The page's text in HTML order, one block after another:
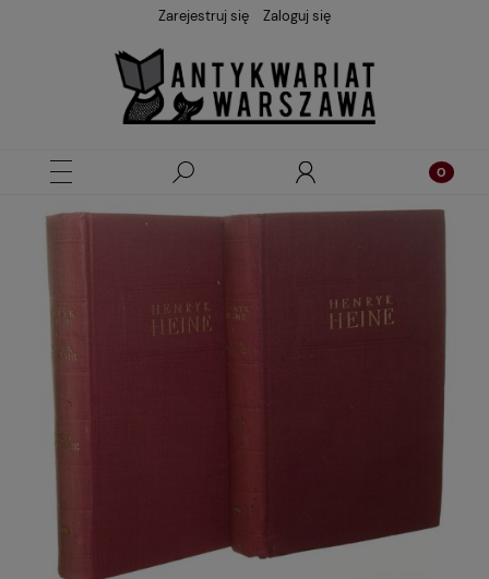
Zarejestruj się Zaloguj się